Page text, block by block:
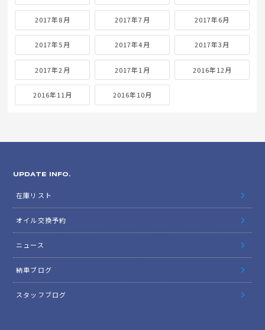
2017年8月 2017年7月 2017年6月
2017年5月 2017年4月 2017年3月
2017年2月 2017年1月 2016年12月
2016年11月 2016年10月
UPDATE INFO.
在庫リスト
オイル交換予約
ニュース
納車ブログ
スタッフブログ